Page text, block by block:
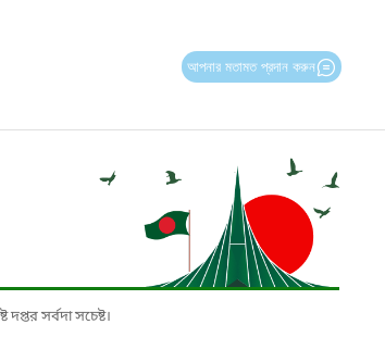
আপনার মতামত প্রদান করুন
সর্বদা সচেষ্ট।